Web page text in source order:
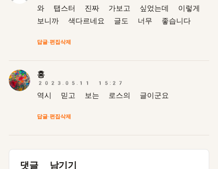
와 탭스터 진짜 가보고 싶었는데 이렇게
보니까 색다르네요 글도 너무 좋습니다
답글·편집삭제
홍
2023.05.11 15:27
역시 믿고 보는 로스의 글이군요
답글·편집삭제
댓글 남기기